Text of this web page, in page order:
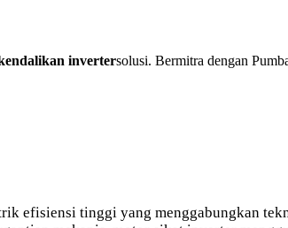
invertersolusi. Bermitra dengan
efisiensi tinggi yang menggabungkan